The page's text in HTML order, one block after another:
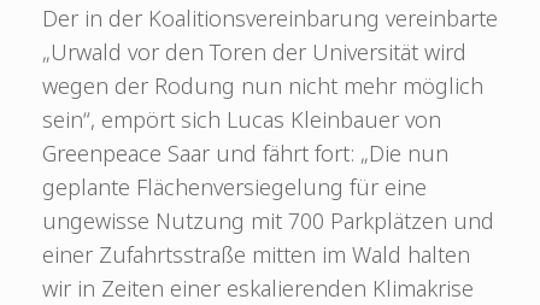
Der in der Koalitionsvereinbarung vereinbarte
„Urwald vor den Toren der Universität wird
wegen der Rodung nun nicht mehr möglich
sein“, empört sich Lucas Kleinbauer von
Greenpeace Saar und fährt fort: „Die nun
geplante Flächenversiegelung für eine
ungewisse Nutzung mit 700 Parkplätzen und
einer Zufahrtsstraße mitten im Wald halten
wir in Zeiten einer eskalierenden Klimakrise